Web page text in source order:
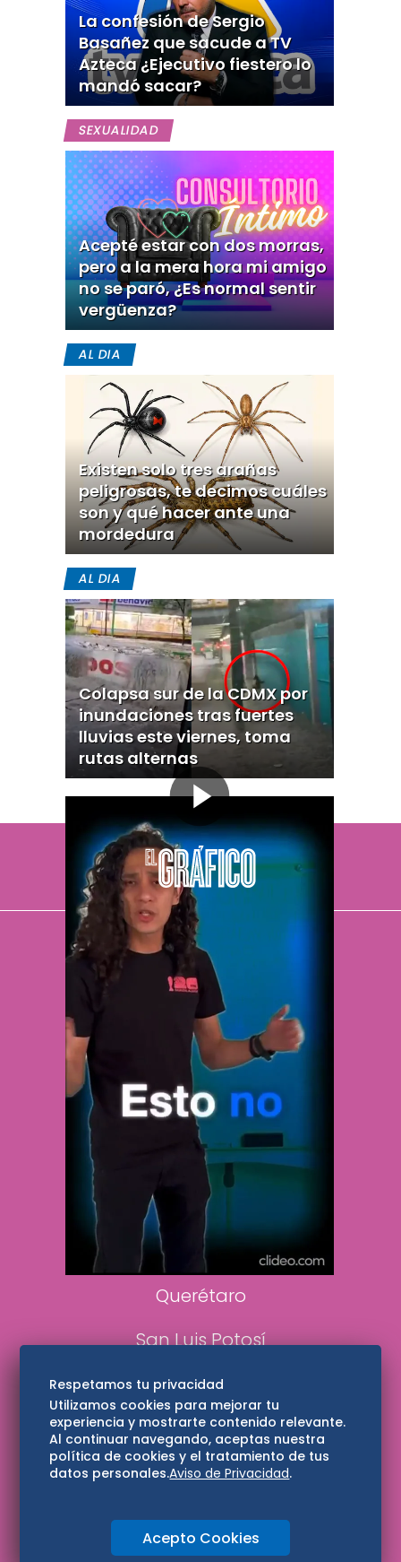
La confesión de Sergio
Basañez que sacude a TV
Azteca ¿Ejecutivo fiestero lo
mandó sacar?
SEXUALIDAD
Acepté estar con dos morras,
pero a la mera hora mi amigo
no se paró, ¿Es normal sentir
vergüenza?
AL DIA
Existen solo tres arañas
peligrosas, te decimos cuáles
son y qué hacer ante una
mordedura
AL DIA
Colapsa sur de la CDMX por
inundaciones tras fuertes
lluvias este viernes, toma
rutas alternas
El Universal
Vive USA
Clase
De 10 sports
DeDinero
Confabulario
Aviso Oportuno
Consultas
Querétaro
San Luis Potosí
Edomex
Consultas
Hidalgo
Oaxaca
Aviso de privacidad Directorio
Respetamos tu privacidad
Utilizamos cookies para mejorar tu
experiencia y mostrarte contenido relevante.
Al continuar navegando, aceptas nuestra
política de cookies y el tratamiento de tus
datos personales.Aviso de Privacidad.
Acepto Cookies